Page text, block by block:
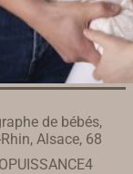
de bébés,
Alsace, 68
OPUISSANCE4